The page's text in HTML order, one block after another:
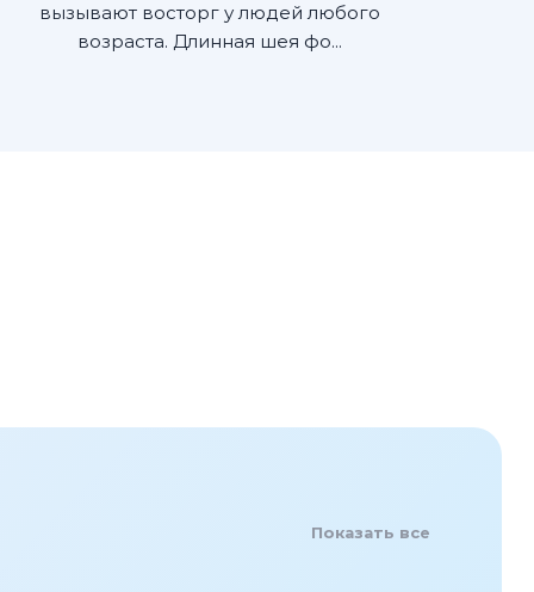
вызывают восторг у людей любого
возраста. Длинная шея фо...
Показать все